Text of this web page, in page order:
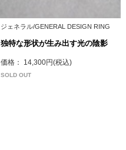
ジェネラル/GENERAL DESIGN RING
独特な形状が生み出す光の陰影
価格： 14,300円(税込)
SOLD OUT